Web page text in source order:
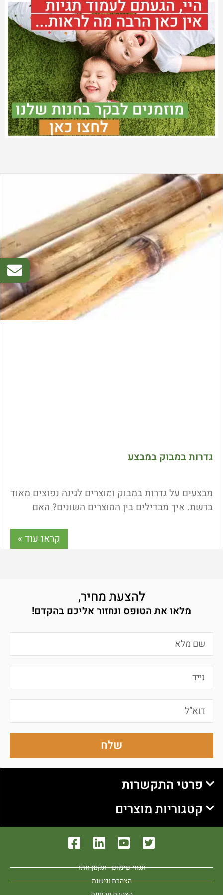
גדרות במבוק במבצע
מבצעים על גדרות במבוק ומוצרים לגינה נפוצים מאוד
ברשת. איך מבדילים בין המוצרים השונים? האם
עולה גדר במבוק? ואיך מוצאים מבצעים אמיתיים ולא
סתם תרגילים שיווקיים? הכל בכתבה הבאה.
קראו עוד »
להצעת מחיר,
מלאו את הטופס ונחזור אליכם בהקדם!
שלח
פרטי התקשרות
קטגוריות מוצרים
תנאי שימוש - תקנון אתר
הצהרת נגישות